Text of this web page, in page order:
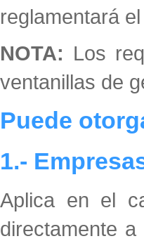
reglamentará
NOTA: Los
ventanillas de
Puede
1.-
Aplica en el
directamente